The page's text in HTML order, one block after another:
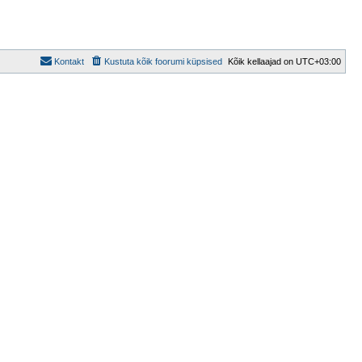
Kõik kellaajad on UTC+03:00
Kustuta kõik foorumi küpsised
Kontakt